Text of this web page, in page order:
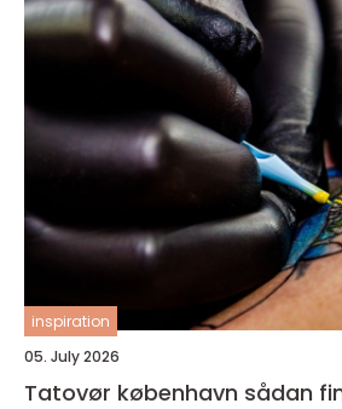
inspiration
05. July 2026
Tatovør københavn sådan finder du det